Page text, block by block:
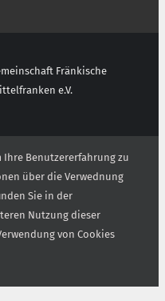
Fränkische
e.V.
Ihre Benutzererfahrung zu
über die Verwednung
Sie in der
Nutzung dieser
von Cookies